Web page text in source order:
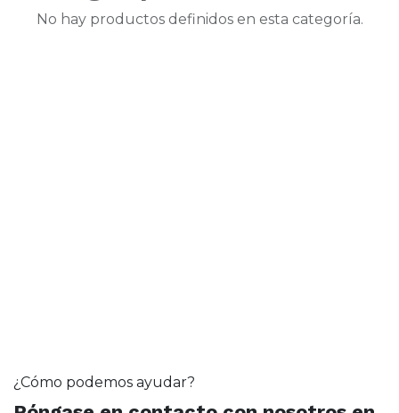
No hay productos definidos en esta categoría.
¿Cómo podemos ayudar?